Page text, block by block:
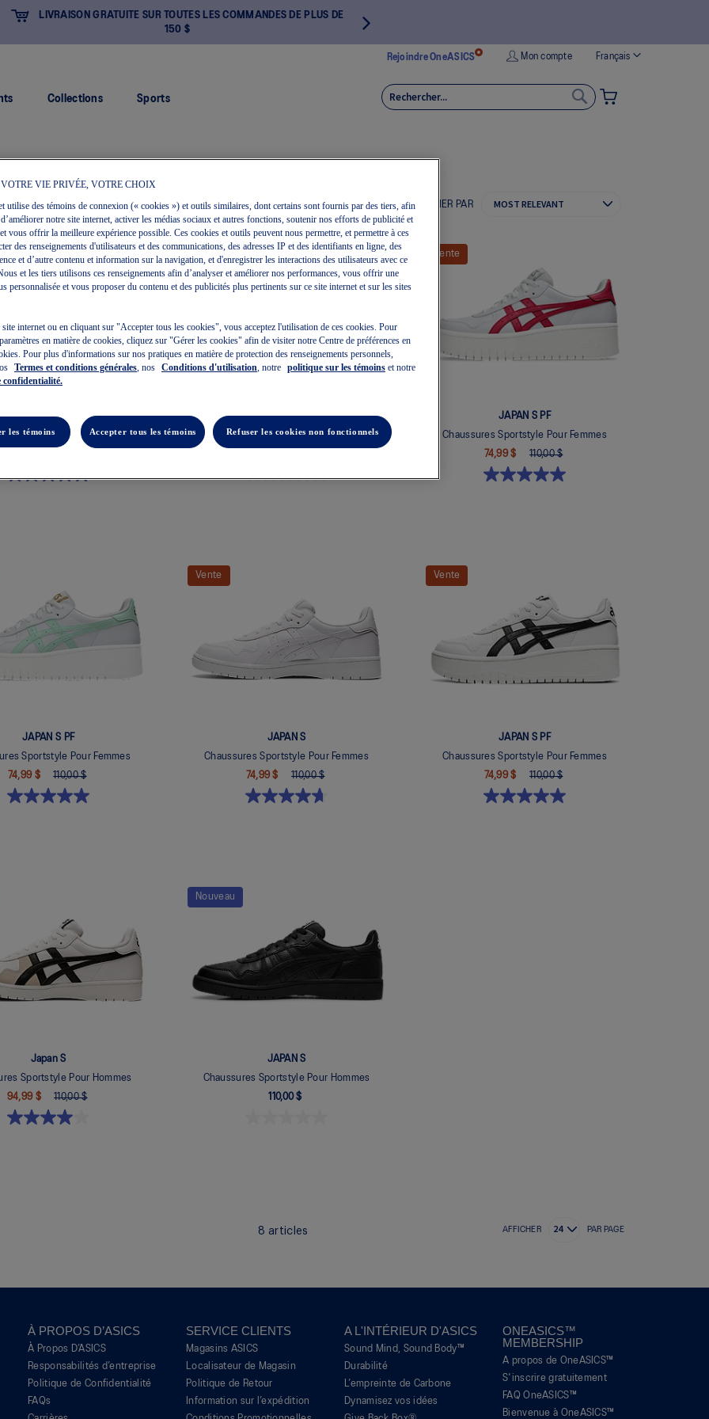
LIVRAISON GRATUITE SUR TOUTES LES COMMANDES DE PLUS DE
150 $
Langue
Français
Mon compte
Rejoindre OneASICS
Collections Sports MON PANIER
TRIER PAR
JAPAN S PF
Sportstyle Pour Femmes
Nouveau
JAPAN S
Chaussures Sportstyle Pour Hommes
Vente
JAPAN S PF
Chaussures Sportstyle Pour Femmes
74,99 $
110,00 $
JAPAN S PF
Sportstyle Pour Femmes
74,99 $
110,00 $
Vente
JAPAN S
Chaussures Sportstyle Pour Femmes
74,99 $
110,00 $
Vente
JAPAN S PF
Chaussures Sportstyle Pour Femmes
74,99 $
110,00 $
Japan S
Sportstyle Pour Hommes
94,99 $
110,00 $
Nouveau
JAPAN S
Chaussures Sportstyle Pour Hommes
110,00 $
8 articles AFFICHER PAR PAGE
À PROPOS D’ASICS
À Propos D’ASICS
Responsabilités d’entreprise
Politique de Confidentialité
FAQs
SERVICE CLIENTS
Magasins ASICS
Localisateur de Magasin
Politique de Retour
Information sur l’expédition
A L'INTÉRIEUR D'ASICS
Sound Mind, Sound Body™
Durabilité
L’empreinte de Carbone
Dynamisez vos idées
ONEASICS™
MEMBERSHIP
A propos de OneASICS™
S'inscrire gratuitement
FAQ OneASICS™
Bienvenue à OneASICS™
VIE PRIVÉE, VOTRE CHOIX
utilise des témoins de connexion (« cookies ») et outils similaires, dont certains sont fournis par des tiers, afin
notre site internet, activer les médias sociaux et autres fonctions, soutenir nos efforts de publicité et
vous offrir la meilleure expérience possible. Ces cookies et outils peuvent nous permettre, et permettre à ces
des renseignements d'utilisateurs et des communications, des adresses IP et des identifiants en ligne, des
et d’autre contenu et information sur la navigation, et d'enregistrer les interactions des utilisateurs avec ce
et les tiers utilisons ces renseignements afin d’analyser et améliorer nos performances, vous offrir une
personnalisée et vous proposer du contenu et des publicités plus pertinents sur ce site internet et sur les sites
internet ou en cliquant sur "Accepter tous les cookies", vous acceptez l'utilisation de ces cookies. Pour
en matière de cookies, cliquez sur "Gérer les cookies" afin de visiter notre Centre de préférences en
Pour plus d'informations sur nos pratiques en matière de protection des renseignements personnels,
Termes et conditions générales , nos Conditions d'utilisation , notre politique sur les témoins et notre
confidentialité.
Refuser les cookies non fonctionnels
Accepter tous les témoins
les témoins